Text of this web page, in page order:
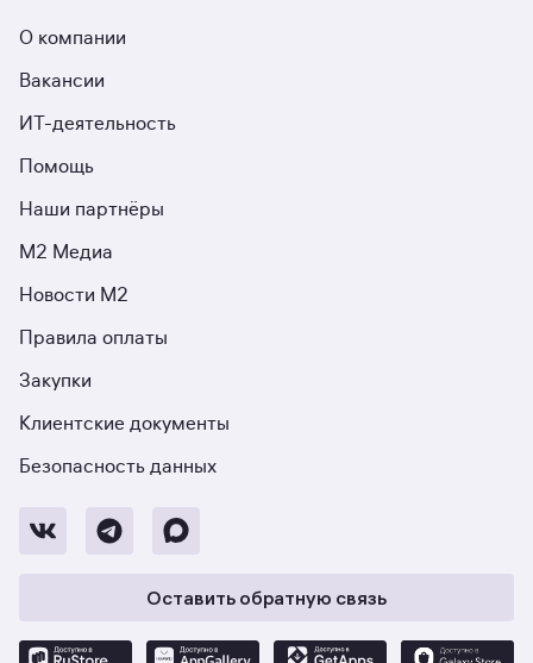
О компании
Вакансии
ИТ-деятельность
Помощь
Наши партнёры
М2 Медиа
Новости М2
Правила оплаты
Закупки
Клиентские документы
Безопасность данных
Оставить обратную связь